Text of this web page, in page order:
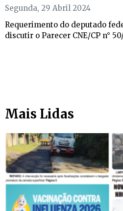
Segunda, 29 Abril 2024
Requerimento do deputado
discutir o Parecer CNE/CP n°
Mais Lidas